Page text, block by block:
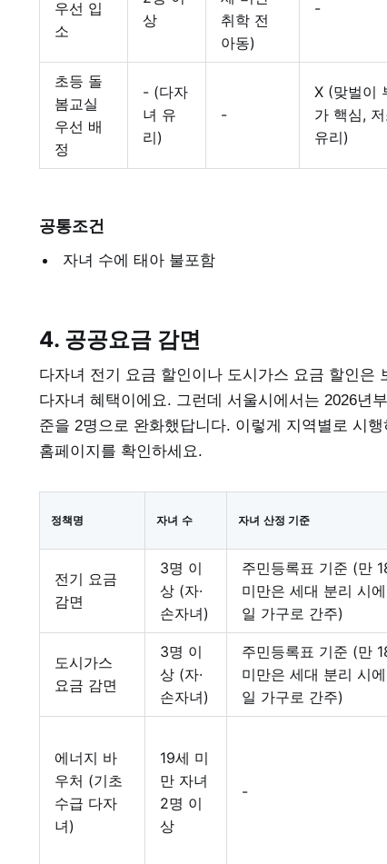
우선 입
소
상
취학 전
아동)
-
초등 돌
봄교실
우선 배
정
- (다자
녀 유
리)
-
X (맞벌이
가 핵심,
유리)
공통조건
자녀 수에 태아 불포함
4. 공공요금 감면
다자녀 전기 요금 할인이나 도시가스 요금 할인은
다자녀 혜택이에요. 그런데 서울시에서는 2026년
준을 2명으로 완화했답니다. 이렇게 지역별로 시
홈페이지를 확인하세요.
정책명 자녀 수 자녀 산정 기준
전기 요금
감면
3명 이
상 (자·
손자녀)
주민등록표 기준 (만
미만은 세대 분리 시
일 가구로 간주)
도시가스
요금 감면
3명 이
상 (자·
손자녀)
주민등록표 기준 (만
미만은 세대 분리 시
일 가구로 간주)
에너지 바
우처 (기초
수급 다자
녀)
19세 미
만 자녀
2명 이
상
-